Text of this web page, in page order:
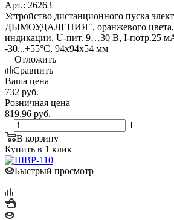
Арт.: 26263
Устройство дистанционного пуска
ДЫМОУДАЛЕНИЯ", оранжевого цвета,
индикации, U-пит. 9…30 В, I-потр.25
-30...+55°С, 94х94х54 мм
Отложить
Сравнить
Ваша цена
732 руб.
Розничная цена
819,96 руб.
В корзину
Купить в 1 клик
Быстрый просмотр